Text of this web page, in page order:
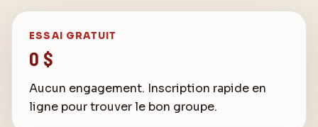
ESSAI GRATUIT
0 $
Aucun engagement. Inscription rapide en
ligne pour trouver le bon groupe.